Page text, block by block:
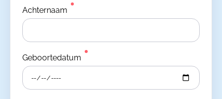
Achternaam
Geboortedatum